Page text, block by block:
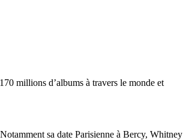
millions d’albums à travers le monde et
sa date Parisienne à Bercy, Whitney